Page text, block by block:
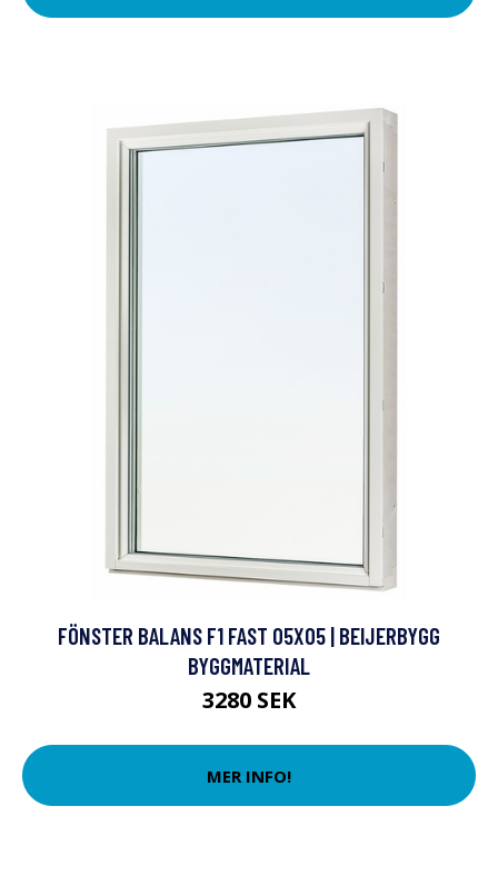
FÖNSTER BALANS F1 FAST 05X05 | BEIJERBYGG
BYGGMATERIAL
3280 SEK
MER INFO!